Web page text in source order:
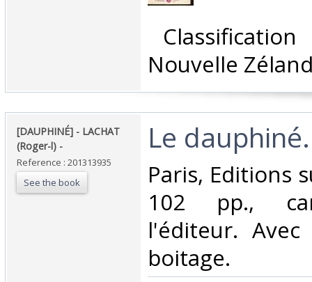
Nouvelle
‎[DAUPHINÉ] - LACHAT
(Roger-l) - ‎
Reference : 201313935
See the book
‎Le
‎Paris, Editions
102 pp.,
l'éditeur.
boitage.‎